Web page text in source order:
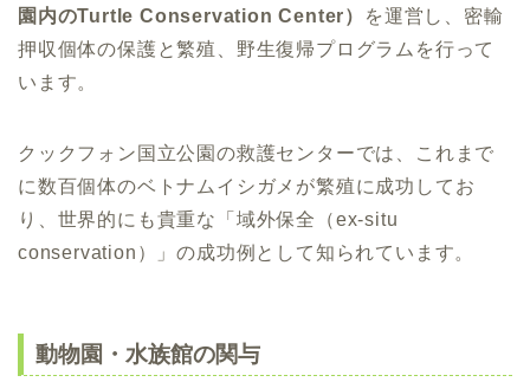
園内のTurtle Conservation Center）
を運営し、密輸
押収個体の保護と繁殖、野生復帰プログラムを行って
います。
クックフォン国立公園の救護センターでは、これまで
に数百個体のベトナムイシガメが繁殖に成功してお
り、世界的にも貴重な「域外保全（ex-situ
conservation）」の成功例として知られています。
動物園・水族館の関与